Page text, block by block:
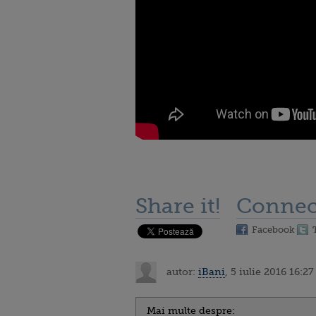
Share it!
Facebook
autor: iBani , 5 iulie 2016 16:27
Mai multe despre: